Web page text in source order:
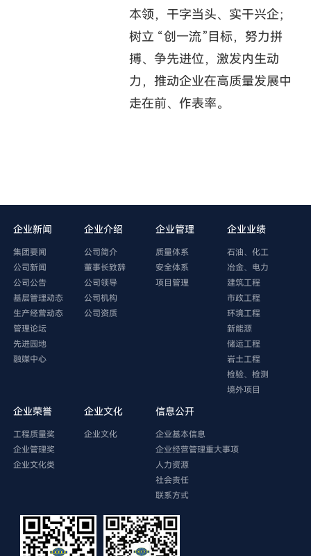
本领，干字当头、实干兴企；
树立 “创一流”目标，努力拼
搏、争先进位，激发内生动
力，推动企业在高质量发展中
走在前、作表率。
企业新闻
集团要闻
公司新闻
公司公告
基层管理动态
生产经营动态
管理论坛
先进园地
融媒中心
企业介绍
公司简介
董事长致辞
公司领导
公司机构
公司资质
企业管理
质量体系
安全体系
项目管理
企业业绩
石油、化工
冶金、电力
建筑工程
市政工程
环境工程
新能源
储运工程
岩土工程
检验、检测
境外项目
企业荣誉
工程质量奖
企业管理奖
企业文化类
企业文化
企业文化
信息公开
企业基本信息
企业经营管理重大事项
人力资源
社会责任
联系方式